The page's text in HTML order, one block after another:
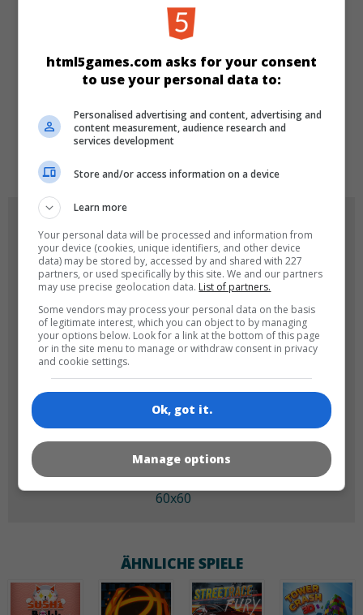
Cars
SPRACHEN
180x180
60x60
ÄHNLICHE SPIELE
html5games.com asks for your consent
to use your personal data to:
Personalised advertising and content, advertising and
content measurement, audience research and
services development
Store and/or access information on a device
Learn more
Your personal data will be processed and information from
your device (cookies, unique identifiers, and other device
data) may be stored by, accessed by and shared with 227
partners, or used specifically by this site. We and our partners
may use precise geolocation data. List of partners.
Some vendors may process your personal data on the basis
of legitimate interest, which you can object to by managing
your options below. Look for a link at the bottom of this page
or in the site menu to manage or withdraw consent in privacy
and cookie settings.
Ok, got it.
Manage options